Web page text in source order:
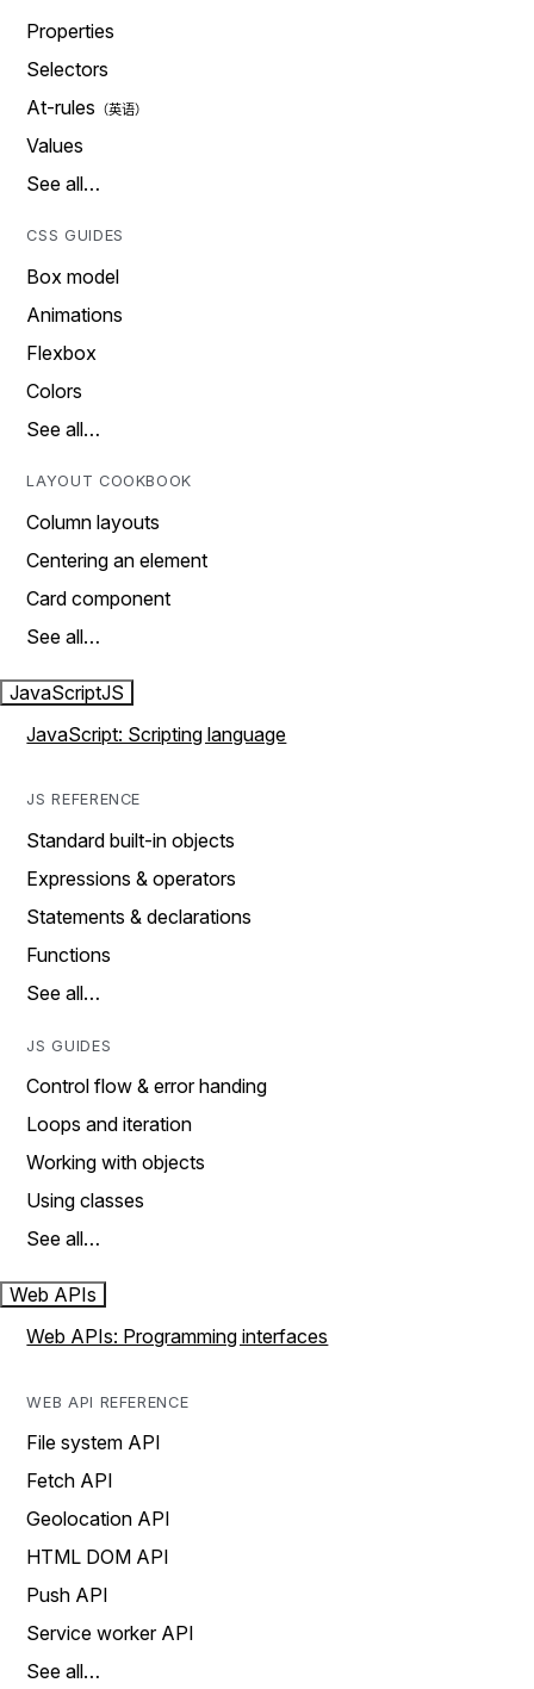
Properties
Selectors
At-rules
Values
See all…
CSS GUIDES
Box model
Animations
Flexbox
Colors
See all…
LAYOUT COOKBOOK
Column layouts
Centering an element
Card component
See all…
JavaScriptJS
JavaScript: Scripting language
JS REFERENCE
Standard built-in objects
Expressions & operators
Statements & declarations
Functions
See all…
JS GUIDES
Control flow & error handing
Loops and iteration
Working with objects
Using classes
See all…
Web APIs
Web APIs: Programming interfaces
WEB API REFERENCE
File system API
Fetch API
Geolocation API
HTML DOM API
Push API
Service worker API
See all…